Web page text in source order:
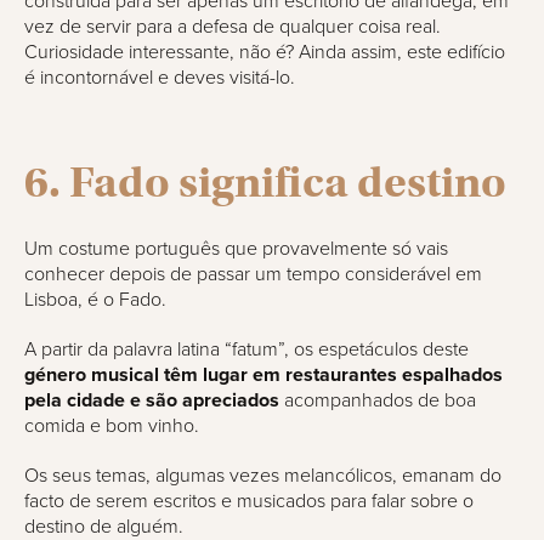
vez de servir para a defesa de qualquer coisa real.
Curiosidade interessante, não é? Ainda assim, este edifício
é incontornável e deves visitá-lo.
6. Fado significa destino
Um costume português que provavelmente só vais
conhecer depois de passar um tempo considerável em
Lisboa, é o Fado.
A partir da palavra latina “fatum”, os espetáculos deste
género musical têm lugar em restaurantes espalhados
pela cidade e são apreciados acompanhados de boa
comida e bom vinho.
Os seus temas, algumas vezes melancólicos, emanam do
facto de serem escritos e musicados para falar sobre o
destino de alguém.